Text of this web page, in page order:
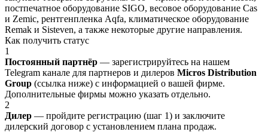
постпечатное оборудование SIGO, весовое оборудование Cas
и Zemic, рентгенпленка Aqfa, климатическое оборудование
Remak и Sisteven, а также некоторые другие направления.
Как получить статус
1
Постоянный партнёр — зарегистрируйтесь на нашем
Telegram канале для партнеров и дилеров Micros Distribution
Group (ссылка ниже) с информацией о вашей фирме.
Дополнительные фирмы можно указать отдельно.
2
Дилер — пройдите регистрацию (шаг 1) и заключите
дилерский договор с установлением плана продаж.